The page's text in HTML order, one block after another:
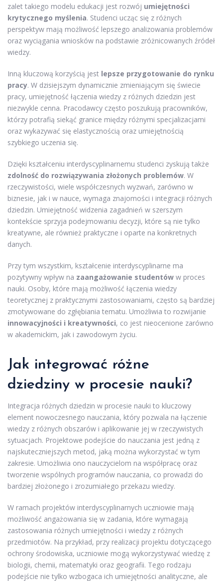
zalet takiego modelu edukacji jest rozwój umiejętności
krytycznego myślenia. Studenci ucząc się z różnych
perspektyw mają możliwość lepszego analizowania problemów
oraz wyciągania wniosków na podstawie zróżnicowanych źródeł
wiedzy.
Inną kluczową korzyścią jest lepsze przygotowanie do rynku
pracy. W dzisiejszym dynamicznie zmieniającym się świecie
pracy, umiejętność łączenia wiedzy z różnych dziedzin jest
niezwykle cenna. Pracodawcy często poszukują pracowników,
którzy potrafią siekąć granice między różnymi specjalizacjami
oraz wykazywać się elastycznością oraz umiejętnością
szybkiego uczenia się.
Dzięki kształceniu interdyscyplinarnemu studenci zyskują także
zdolność do rozwiązywania złożonych problemów. W
rzeczywistości, wiele współczesnych wyzwań, zarówno w
biznesie, jak i w nauce, wymaga znajomości i integracji różnych
dziedzin. Umiejętność widzenia zagadnień w szerszym
kontekście sprzyja podejmowaniu decyzji, które są nie tylko
kreatywne, ale również praktyczne i oparte na konkretnych
danych.
Przy tym wszystkim, kształcenie interdyscyplinarne ma
pozytywny wpływ na zaangażowanie studentów w proces
nauki. Osoby, które mają możliwość łączenia wiedzy
teoretycznej z praktycznymi zastosowaniami, często są bardziej
zmotywowane do zgłębiania tematu. Umożliwia to rozwijanie
innowacyjności i kreatywności, co jest nieocenione zarówno
w akademickim, jak i zawodowym życiu.
Jak integrować różne
dziedziny w procesie nauki?
Integracja różnych dziedzin w procesie nauki to kluczowy
element nowoczesnego nauczania, który pozwala na łączenie
wiedzy z różnych obszarów i aplikowanie jej w rzeczywistych
sytuacjach. Projektowe podejście do nauczania jest jedną z
najskuteczniejszych metod, jaką można wykorzystać w tym
zakresie. Umożliwia ono nauczycielom na współpracę oraz
tworzenie wspólnych programów nauczania, co prowadzi do
bardziej złożonego i zrozumiałego przekazu wiedzy.
W ramach projektów interdyscyplinarnych uczniowie mają
możliwość angażowania się w zadania, które wymagają
zastosowania różnych umiejętności i wiedzy z różnych
przedmiotów. Na przykład, przy realizacji projektu dotyczącego
ochrony środowiska, uczniowie mogą wykorzystywać wiedzę z
biologii, chemii, matematyki oraz geografii. Tego rodzaju
podejście nie tylko wzbogaca ich umiejętności analityczne, ale